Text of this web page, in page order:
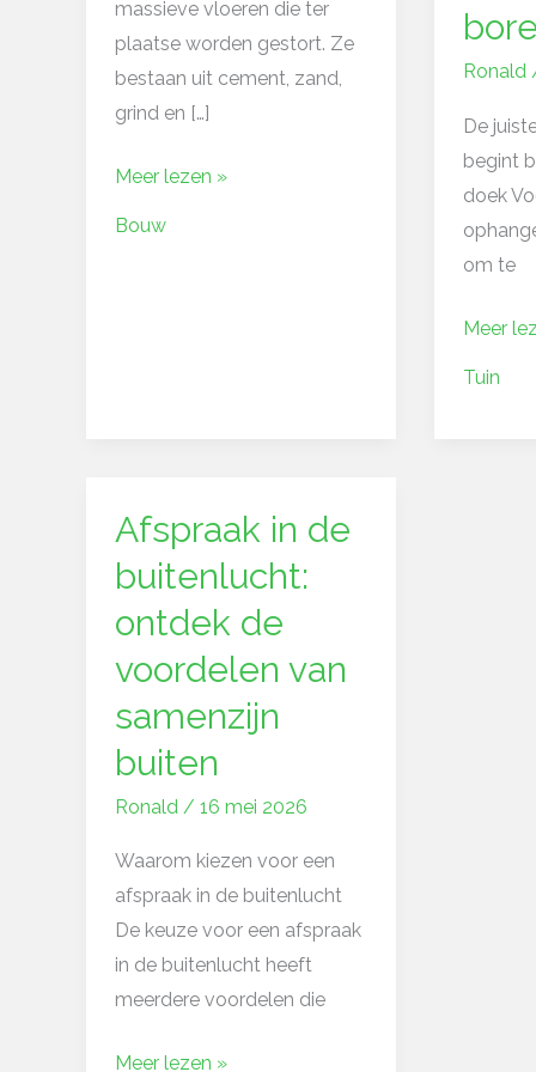
massieve vloeren die ter
plaatse worden gestort. Ze
bestaan uit cement, zand,
grind en […]
Meer lezen »
Bouw
Ronald
De
begint
doek
om te
Meer
Tuin
Afspraak in de
buitenlucht:
ontdek de
voordelen van
samenzijn
buiten
Ronald / 16 mei 2026
Waarom kiezen voor een
afspraak in de buitenlucht
De keuze voor een afspraak
in de buitenlucht heeft
meerdere voordelen die
Afspraak
in
de
buitenlucht:
ontdek
voordelen
van
samenzijn
Meer lezen »